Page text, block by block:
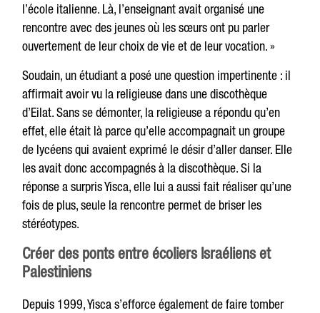
l’école italienne. Là, l’enseignant avait organisé une
rencontre avec des jeunes où les sœurs ont pu parler
ouvertement de leur choix de vie et de leur vocation. »
Soudain, un étudiant a posé une question impertinente : il
affirmait avoir vu la religieuse dans une discothèque
d’Eilat. Sans se démonter, la religieuse a répondu qu’en
effet, elle était là parce qu’elle accompagnait un groupe
de lycéens qui avaient exprimé le désir d’aller danser. Elle
les avait donc accompagnés à la discothèque. Si la
réponse a surpris Yisca, elle lui a aussi fait réaliser qu’une
fois de plus, seule la rencontre permet de briser les
stéréotypes.
Créer des ponts entre écoliers Israéliens et
Palestiniens
Depuis 1999, Yisca s’efforce également de faire tomber